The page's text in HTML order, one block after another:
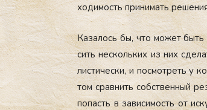
хо­димость при­нимать
Ка­залось бы, что мо­жет
сить нес­коль­ких из них
лис­ти­чес­ки, и пос­мотреть у
том срав­нить собс­твен­ный
по­пасть в за­виси­мость от